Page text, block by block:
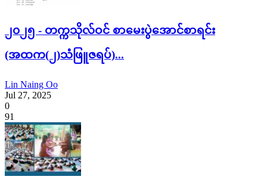
၂၀၂၅ - တက္ကသိုလ်ဝင် စာမေးပွဲအောင်စာရင်း
(အထက(၂)သံဖြူဇရပ်)...
Lin Naing Oo
Jul 27, 2025
0
91